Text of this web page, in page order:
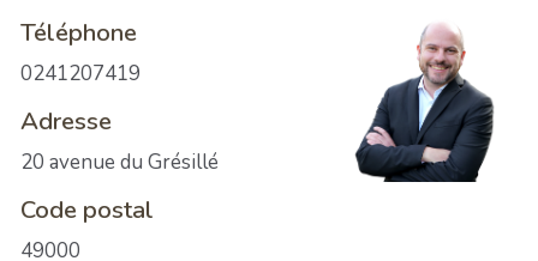
Téléphone
0241207419
Adresse
20 avenue du Grésillé
Code postal
49000